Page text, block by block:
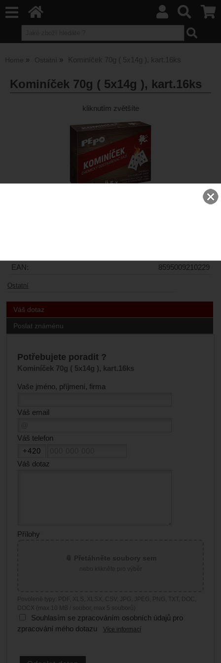
Home Ostatní Kominíček 70g ( 5x14g ), kart.16ks
Kominíček 70g ( 5x14g ), kart.16ks
kliknutím zvětšíte
EAN:
8595009210229
Ostatní
Váš dotaz
Poslat známénu
Potřebujete poradit ?
Kominíček 70g ( 5x14g ), kart.16ks
Vaše jméno, příjmení, firma
Váš email
Váš telefon
Váš dotaz
Přílohy
Povolené typy: PDF, XLS, XLSX, CSV, JPG, JPEG, PNG, TXT, DOC,
DOCX (max 10 MB / soubor, max 5 souborů)
Souhlasím se zpracováním osobních údajů pro
zpracování mého dotazu
Více informací